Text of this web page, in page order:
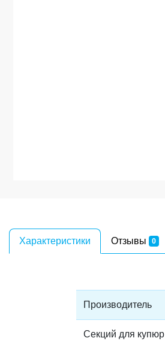
Характеристики Отзывы 0
Производитель
Секций для купюр